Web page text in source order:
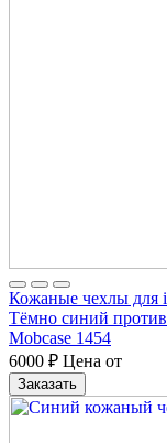
Кожаные чехлы для
Тёмно синий
Mobcase 1454
6000 ₽ Цена от
Заказать